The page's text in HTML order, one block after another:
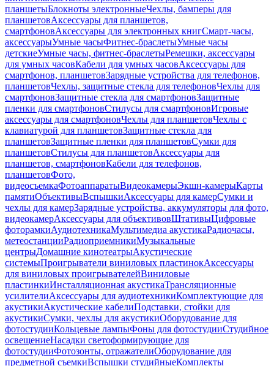
планшетыБлокноты электронныеЧехлы, бамперы для
планшетовАксессуары для планшетов,
смартфоновАксессуары для электронных книгСмарт-часы,
аксессуарыУмные часыФитнес-браслетыУмные часы
детскиеУмные часы, фитнес-браслетыРемешки, аксессуары
для умных часовКабели для умных часовАксессуары для
смартфонов, планшетовЗарядные устройства для телефонов,
планшетовЧехлы, защитные стекла для телефоновЧехлы для
смартфоновЗащитные стекла для смартфоновЗащитные
пленки для смартфоновСтилусы для смартфоновИгровые
аксессуары для смартфоновЧехлы для планшетовЧехлы с
клавиатурой для планшетовЗащитные стекла для
планшетовЗащитные пленки для планшетовСумки для
планшетовСтилусы для планшетовАксессуары для
планшетов, смартфоновКабели для телефонов,
планшетовФото,
видеосъемкаФотоаппаратыВидеокамерыЭкшн-камерыКарты
памятиОбъективыВспышкиАксессуары для камерСумки и
чехлы для камерЗарядные устройства, аккумуляторы для фото,
видеокамерАксессуары для объективовШтативыЦифровые
фоторамкиАудиотехникаМультимедиа акустикаРадиочасы,
метеостанцииРадиоприемникиМузыкальные
центрыДомашние кинотеатрыАкустические
системыПроигрыватели виниловых пластинокАксессуары
для виниловых проигрывателейВиниловые
пластинкиИнсталляционная акустикаТрансляционные
усилителиАксессуары для аудиотехникиКомплектующие для
акустикиАкустические кабелиПодставки, стойки для
акустикиСумки, чехлы для акустикиОборудование для
фотостудииКольцевые лампыФоны для фотостудииСтудийное
освещениеНасадки светоформирующие для
фотостудииФотозонты, отражателиОборудование для
предметной съемкиВспышки студийныеКомплекты